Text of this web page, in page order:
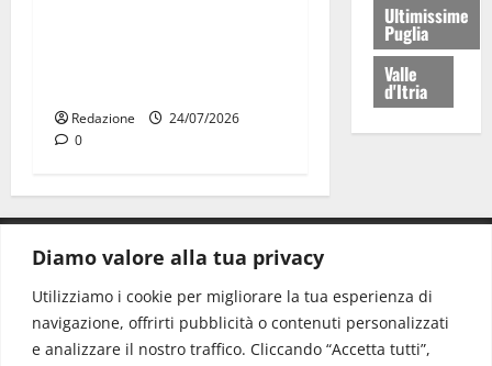
Diamo valore alla tua privacy
Utilizziamo i cookie per migliorare la tua esperienza di
navigazione, offrirti pubblicità o contenuti personalizzati
e analizzare il nostro traffico. Cliccando “Accetta tutti”,
Redazione
24/07/2026
0
Ultimissime
Puglia
Valle
d'Itria
CONTATTI.
Redazione: redazione@www.martinasera.it
Direttore:direttore@www.martinasera.it